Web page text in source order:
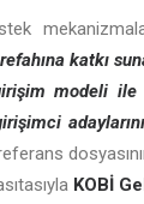
katkı
modeli ile
KOBİ